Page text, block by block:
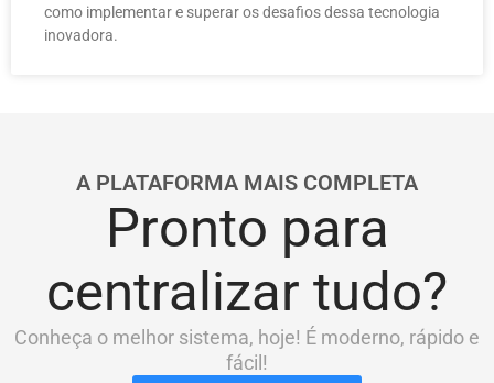
como implementar e superar os desafios dessa tecnologia
inovadora.
A PLATAFORMA MAIS COMPLETA
Pronto para
centralizar tudo?
Conheça o melhor sistema, hoje! É moderno, rápido e
fácil!